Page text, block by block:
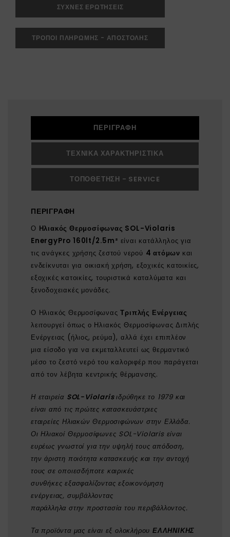
ΣΥΧΝΕΣ ΕΡΩΤΗΣΕΙΣ
ΤΡΟΠΟΙ ΠΛΗΡΩΜΗΣ - ΑΠΟΣΤΟΛΗΣ
ΠΕΡΙΓΡΑΦΉ
ΤΕΧΝΙΚΆ ΧΑΡΑΚΤΗΡΙΣΤΙΚΆ
ΤΟΠΟΘΈΤΗΣΗ - SERVICE
ΠΕΡΙΓΡΑΦΉ
Ο Ηλιακός Θερμοσίφωνας SOL-Violaris
EnergyPro 160lt/2.5m² είναι κατάλληλος για
τις ανάγκες χρήσης ζεστού νερού 4 ατόμων και
ενδείκνυται για οικιακή χρήση, εξοχικές κατοικίες,
εξοχικές κατοικίες, τουριστικά καταλύματα και
ξενοδοχειακές μονάδες.
Ο Ηλιακός ΘερμοσίφωναςΤριπλής Ενέργειας
λειτουργεί όπως ο Ηλιακός Θερμοσίφωνας Διπλής
Ενέργειας (ήλιος, ρεύμα), αλλά έχει επιπλέον
μια είσοδο για να εκμεταλλευτεί ως θερμαντικό
μέσο το ζεστό νερό του καλοριφέρ που παράγεται
από τον λέβητα κεντρικής θέρμανσης.
Η εταιρεία SOL-Violaris ιδρύθηκε το 1979 και
είναι από τις πρώτες κατασκευάστριες
εταιρείες Ηλιακών Θερμοσιφώνων στην Ελλάδα.
Οι Ηλιακοί Θερμοσίφωνες SOL-Violaris είναι
ευρέως γνωστοί για την υψηλή τους απόδοση,
την άριστη ποιότητα κατασκευής και την αντοχή
τους σε οποιεσδήποτε καιρικές
συνθήκες εξασφαλίζοντας εξοικονόμηση
ενέργειας, συμβάλλοντας
παράλληλα στην προστασία του περιβάλλοντος.
Τα προϊόντα μας είναι εξ ολοκλήρουΕΛΛΗΝΙΚΗΣ